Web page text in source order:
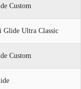
Custom
Ultra Classic
Custom